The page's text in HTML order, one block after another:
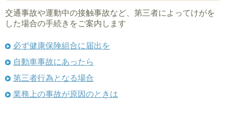
交通事故や運動中の接触事故など、第三者によってけがを
した場合の手続きをご案内します
必ず健康保険組合に届出を
自動車事故にあったら
第三者行為となる場合
業務上の事故が原因のときは